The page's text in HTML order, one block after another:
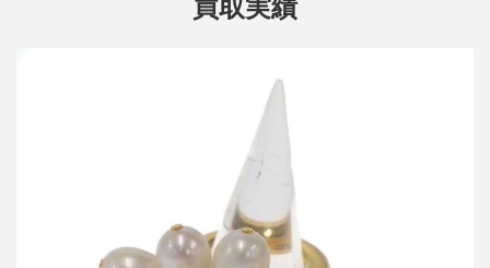
買取実績
ジルサンダー パールリング
買取金額18,000円